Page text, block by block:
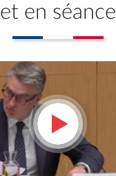
et en séance